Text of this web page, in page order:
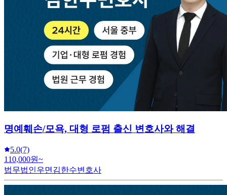
명예훼손/모욕, 대형 로펌 출신 변호사와 해결
5.0(7)
110,000원~
법무법인우면김한수변호사